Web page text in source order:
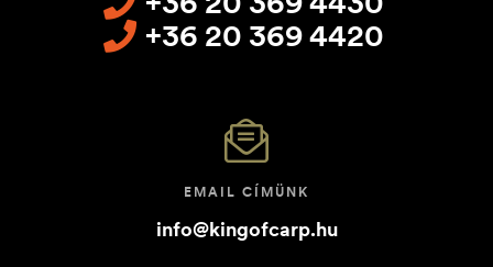
+36 20 369 4420
EMAIL CÍMÜNK
info@kingofcarp.hu